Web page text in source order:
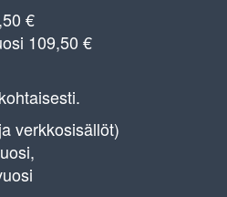
€
109,50 €
verkkosisällöt)